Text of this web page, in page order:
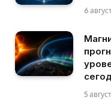
6
5